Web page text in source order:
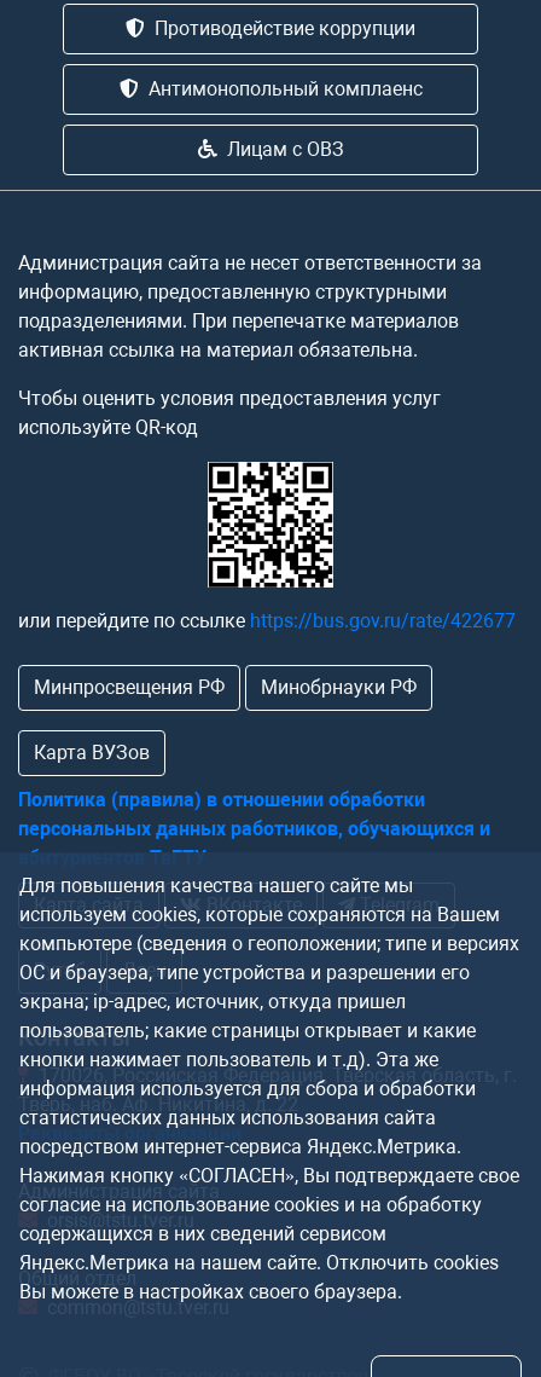
Для повышения качества нашего сайте мы
используем cookies, которые сохраняются на Вашем
компьютере (сведения о геоположении; типе и версиях
ОС и браузера, типе устройства и разрешении его
экрана; ip-адрес, источник, откуда пришел
пользователь; какие страницы открывает и какие
кнопки нажимает пользователь и т.д). Эта же
информация используется для сбора и обработки
статистических данных использования сайта
посредством интернет-сервиса Яндекс.Метрика.
Нажимая кнопку «СОГЛАСЕН», Вы подтверждаете свое
согласие на использование cookies и на обработку
содержащихся в них сведений сервисом
Яндекс.Метрика на нашем сайте. Отключить cookies
Вы можете в настройках своего браузера.
Противодействие коррупции
Антимонопольный комплаенс
Лицам с ОВЗ
Администрация сайта не несет ответственности за
информацию, предоставленную структурными
подразделениями. При перепечатке материалов
активная ссылка на материал обязательна.
Чтобы оценить условия предоставления услуг
используйте QR-код
или перейдите по ссылке https://bus.gov.ru/rate/422677
Минпросвещения РФ Минобрнауки РФ
Карта ВУЗов
Политика (правила) в отношении обработки
персональных данных работников, обучающихся и
абитуриентов ТвГТУ
Карта сайта ВКонтакте Telegram
Рутуб Дзен
Контакты
170026, Российская Федерация, Тверская область, г.
Тверь, наб. Аф. Никитина, д. 22
Реквизиты организации
Администрация сайта
Общий отдел
common@tstu.tver.ru